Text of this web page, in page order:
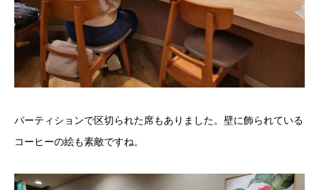
パーティションで区切られた席もありました。壁に飾られている
コーヒーの絵も素敵ですね。